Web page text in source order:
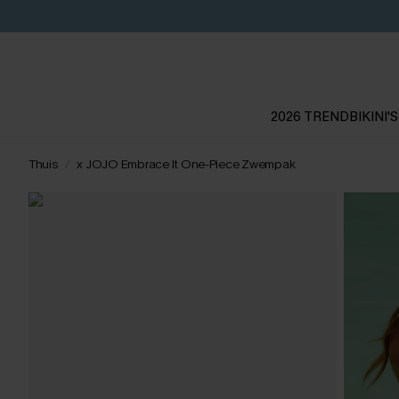
2026 TRENDBIKINI'S
Thuis x JOJO Embrace It One-Piece Zwempak